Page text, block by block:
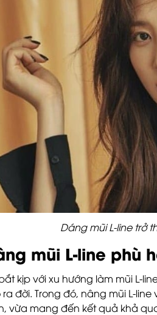
Dáng mũi L-line trở
mũi L-line phù
kịp với xu hướng làm mũi L-
đời. Trong đó, nâng mũi L-
vừa mang đến kết quả khả